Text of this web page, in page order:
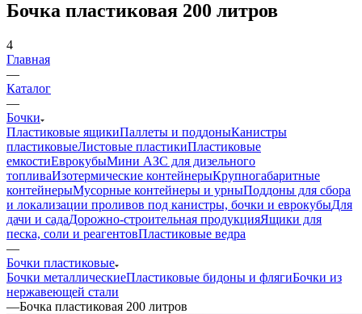
Бочка пластиковая 200 литров
4
Главная
—
Каталог
—
Бочки
Пластиковые ящикиПаллеты и поддоныКанистры
пластиковыеЛистовые пластикиПластиковые
емкостиЕврокубыМини АЗС для дизельного
топливаИзотермические контейнерыКрупногабаритные
контейнерыМусорные контейнеры и урныПоддоны для сбора
и локализации проливов под канистры, бочки и еврокубыДля
дачи и садаДорожно-строительная продукцияЯщики для
песка, соли и реагентовПластиковые ведра
—
Бочки пластиковые
Бочки металлическиеПластиковые бидоны и флягиБочки из
нержавеющей стали
—Бочка пластиковая 200 литров